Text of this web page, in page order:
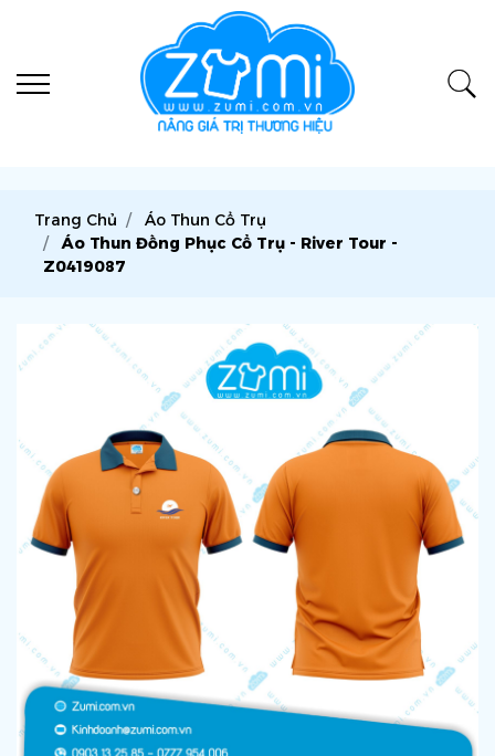
Trang Chủ
Áo Thun Cổ Trụ
Áo Thun Đồng Phục Cổ Trụ - River Tour -
Z0419087